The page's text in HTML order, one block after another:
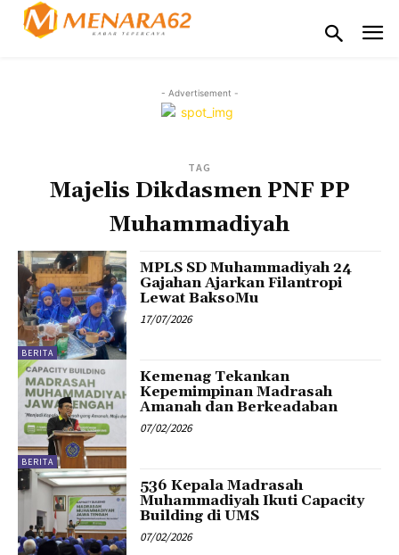
- Advertisement -
TAG
Majelis Dikdasmen PNF PP
Muhammadiyah
BERITA
MPLS SD Muhammadiyah 24
Gajahan Ajarkan Filantropi
Lewat BaksoMu
17/07/2026
BERITA
Kemenag Tekankan
Kepemimpinan Madrasah
Amanah dan Berkeadaban
07/02/2026
536 Kepala Madrasah
Muhammadiyah Ikuti Capacity
Building di UMS
07/02/2026